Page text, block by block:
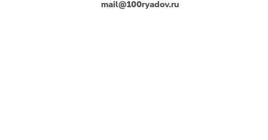
mail@100ryadov.ru